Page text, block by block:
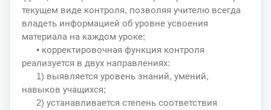
текущем виде контроля, позволяя учителю всегда
владеть информацией об уровне усвоения
материала на каждом уроке;
• корректировочная функция контроля
реализуется в двух направлениях:
1) выявляется уровень знаний, умений,
навыков учащихся;
2) устанавливается степень соответствия